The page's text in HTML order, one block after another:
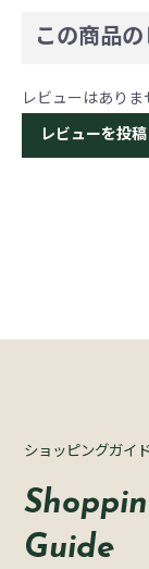
この商品
レビューはありま
レビューを投稿
ショッピングガイド
Guide